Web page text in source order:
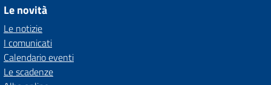
Le novità
Le notizie
I comunicati
Calendario eventi
Le scadenze